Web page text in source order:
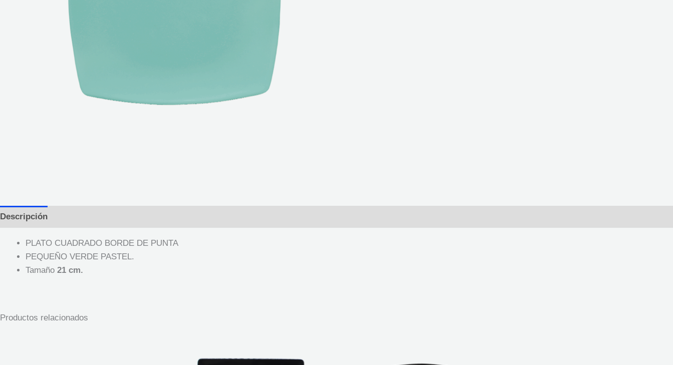
Descripción
PLATO CUADRADO BORDE DE PUNTA
PEQUEÑO VERDE PASTEL.
Tamaño 21 cm.
Productos relacionados